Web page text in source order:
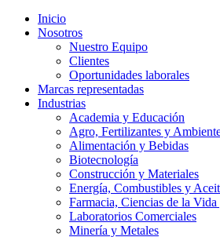
Inicio
Nosotros
Nuestro Equipo
Clientes
Oportunidades laborales
Marcas representadas
Industrias
Academia y Educación
Agro, Fertilizantes y
Alimentación y Bebidas
Biotecnología
Construcción y Materiales
Energía, Combustibles y
Farmacia, Ciencias de la Vida
Laboratorios Comerciales
Minería y Metales